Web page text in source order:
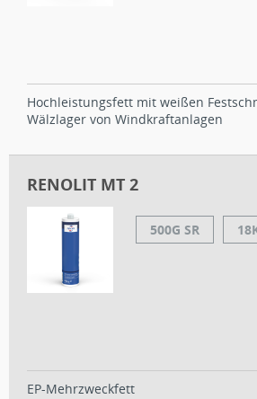
Hochleistungsfett mit weißen
Wälzlager von Windkraftanlagen
RENOLIT MT 2
500G SR
EP-Mehrzweckfett